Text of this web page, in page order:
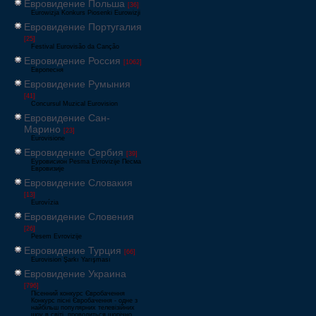
Евровидение Польша [36]
Eurowizja Konkurs Piosenki Eurowizji
Евровидение Португалия
[25]
Festival Eurovisão da Canção
Евровидение Россия [1062]
Европесня
Евровидение Румыния
[41]
Concursul Muzical Eurovision
Евровидение Сан-
Марино [23]
Eurovisione
Евровидение Сербия [39]
Еуровисион Pesma Evrovizije Песма
Евровизије
Евровидение Словакия
[13]
Eurovízia
Евровидение Словения
[26]
Pesem Evrovizije
Евровидение Турция [66]
Eurovision Şarkı Yarışması
Евровидение Украина
[796]
Пісенний конкурс Євробачення
Конкурс пісні Євробачення - одне з
найбільш популярних телевізійних
шоу в світі, проводиться щорічно,